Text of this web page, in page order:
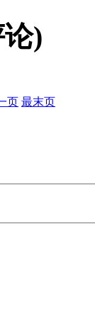
)
页 最末页